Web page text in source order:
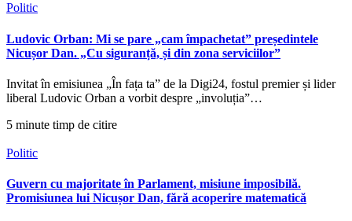
Politic
Ludovic Orban: Mi se pare „cam împachetat” președintele
Nicușor Dan. „Cu siguranță, și din zona serviciilor”
Invitat în emisiunea „În fața ta” de la Digi24, fostul premier și lider
liberal Ludovic Orban a vorbit despre „involuția”…
5 minute timp de citire
Politic
Guvern cu majoritate în Parlament, misiune imposibilă.
Promisiunea lui Nicușor Dan, fără acoperire matematică